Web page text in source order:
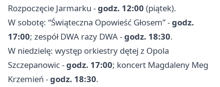
Rozpoczęcie Jarmarku -godz. 12:00 (piątek).
W sobotę: “Świąteczna Opowieść Głosem” -godz.
17:00; zespół DWA razy DWA -godz. 18:30.
W niedzielę: występ orkiestry dętej z Opola
Szczepanowic -godz. 17:00; koncert Magdaleny Meg
Krzemień -godz. 18:30.